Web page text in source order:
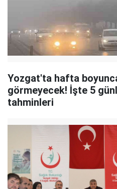
Yozgat'ta hafta
görmeyecek! İşte 5
tahminleri